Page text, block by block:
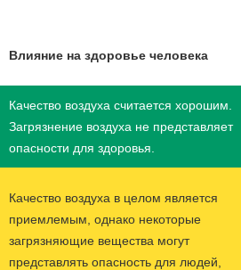
Влияние на здоровье человека
Качество воздуха считается хорошим.
Загрязнение воздуха не представляет
опасности для здоровья.
Качество воздуха в целом является
приемлемым, однако некоторые
загрязняющие вещества могут
представлять опасность для людей,